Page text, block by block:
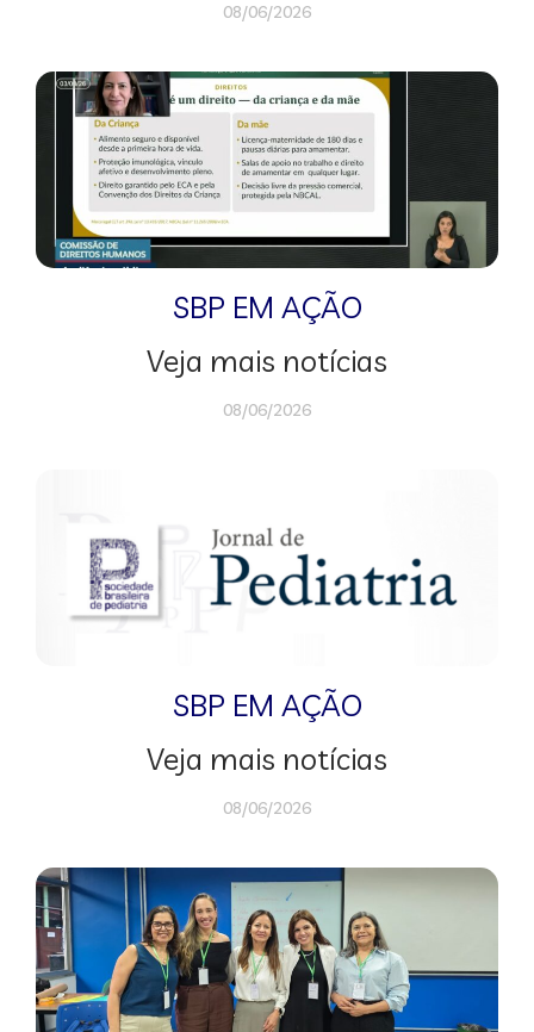
08/06/2026
SBP EM AÇÃO
Veja mais notícias
08/06/2026
SBP EM AÇÃO
Veja mais notícias
08/06/2026